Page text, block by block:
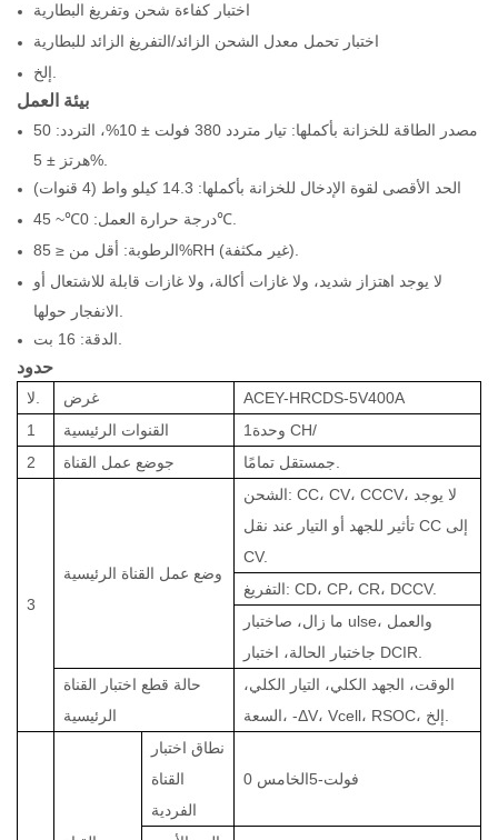
اختبار كفاءة شحن وتفريغ البطارية
اختبار تحمل معدل الشحن الزائد/التفريغ الزائد للبطارية
إلخ.
بيئة العمل
مصدر الطاقة للخزانة بأكملها: تيار متردد 380 فولت ± 10%، التردد: 50
هرتز ± 5%.
الحد الأقصى لقوة الإدخال للخزانة بأكملها: 14.3 كيلو واط (4 قنوات)
درجة حرارة العمل: 0℃~ 45℃.
الرطوبة: أقل من ≤ 85%RH (غير مكثفة).
لا يوجد اهتزاز شديد، ولا غازات أكالة، ولا غازات قابلة للاشتعال أو
الدقة: 16 بت.
حدود
لا. غرض
ACEY-HRCDS-5V400A
1
القنوات الرئيسية 1
وحدة CH/
2
جوضع عمل القناة جمستقل تمامًا .
3
وضع عمل القناة الرئيسية
الشحن: CC، CV، CCCV، لا يوجد
تأثير للجهد أو التيار عند نقل CC إلى
CV.
التفريغ: CD، CP، CR، DCCV.
ما زال، ص اختبار ulse، والعمل
ج اختبار الحالة، اختبار DCIR.
حالة قطع اختبار القناة
الرئيسية
الوقت، الجهد الكلي، التيار الكلي،
السعة، -ΔV، Vcell، RSOC، إلخ.
نطاق اختبار
القناة
الفردية
0 فولت-5الخامس